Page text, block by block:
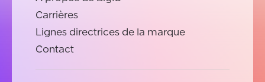
Carrières
Lignes directrices de la marque
Contact